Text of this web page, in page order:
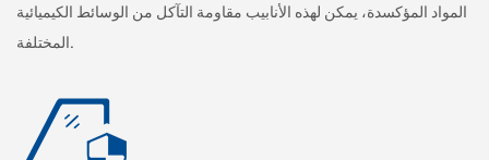
المواد المؤكسدة، يمكن لهذه الأنابيب مقاومة التآكل من الوسائط الكيميائية
المختلفة.